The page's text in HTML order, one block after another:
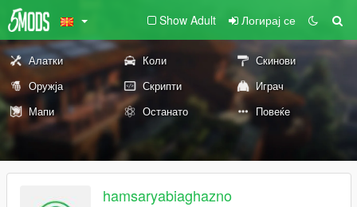
Show Adult Логирај се
Алатки Коли
Скинови
Оружја
Скрипти
Играч
Мапи
Останато Повеќе
hamsaryabiaghazno